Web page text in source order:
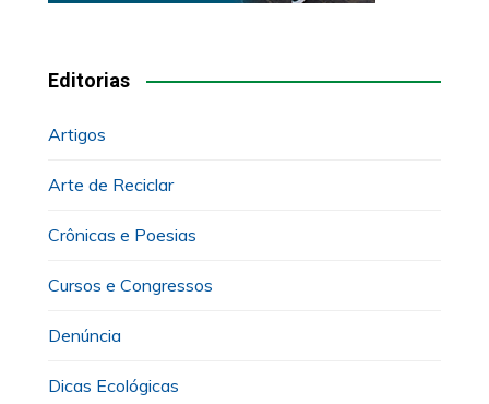
Editorias
Artigos
Arte de Reciclar
Crônicas e Poesias
Cursos e Congressos
Denúncia
Dicas Ecológicas